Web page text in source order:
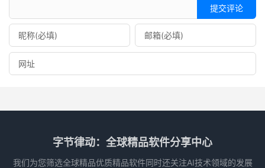
提交评论
字节律动：全球精品软件分享中心
我们为您筛选全球精品优质精品软件同时还关注AI技术领域的发展